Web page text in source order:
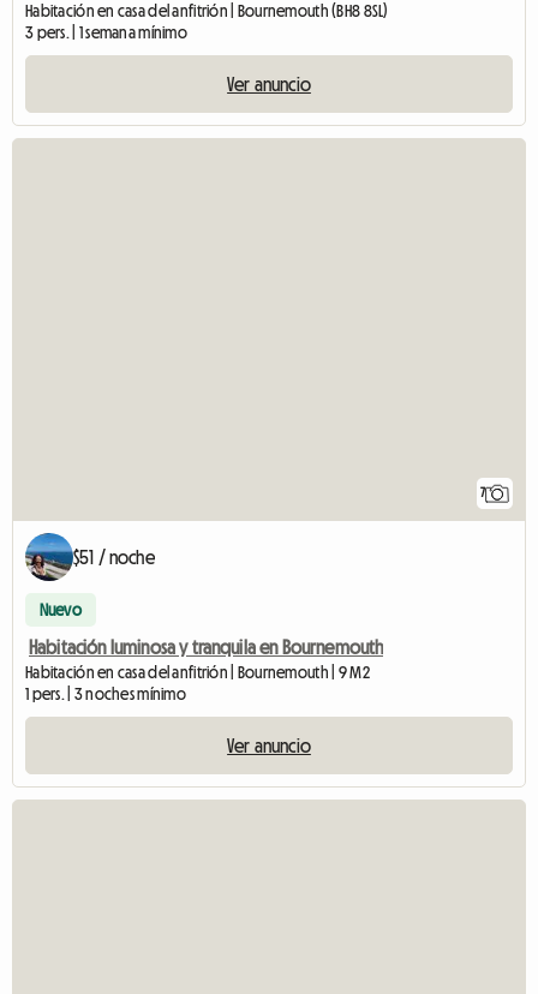
Habitación en casa del anfitrión | Bournemouth (BH8 8SL)
3 pers. | 1 semana mínimo
Ver anuncio
7
$51 / noche
Nuevo
Habitación luminosa y tranquila en Bournemouth
Habitación en casa del anfitrión | Bournemouth | 9 M2
1 pers. | 3 noches mínimo
Ver anuncio